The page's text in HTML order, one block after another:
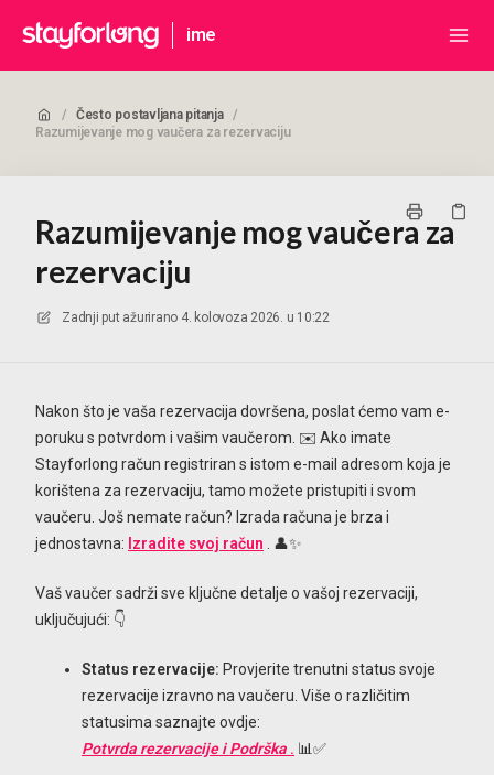
ime
/ Često postavljana pitanja /
Razumijevanje mog vaučera za rezervaciju
Razumijevanje mog vaučera za
rezervaciju
Zadnji put ažurirano 4. kolovoza 2026. u 10:22
Nakon što je vaša rezervacija dovršena, poslat ćemo vam e-
poruku s potvrdom i vašim vaučerom. ✉️ Ako imate
Stayforlong račun registriran s istom e-mail adresom koja je
korištena za rezervaciju, tamo možete pristupiti i svom
vaučeru. Još nemate račun? Izrada računa je brza i
jednostavna: Izradite svoj račun . 👤✨
Vaš vaučer sadrži sve ključne detalje o vašoj rezervaciji,
uključujući: 👇
Status rezervacije: Provjerite trenutni status svoje
rezervacije izravno na vaučeru. Više o različitim
statusima saznajte ovdje:
Potvrda rezervacije i Podrška . 📊✅